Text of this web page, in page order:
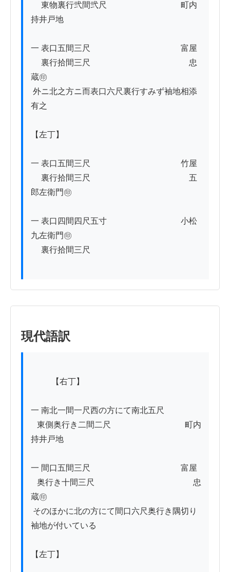
東物裏行弐間弐尺　　　　　　　　　町内
持井戸地
一 表口五間三尺　　　　　　　　　　　富屋
裏行拾間三尺　　　　　　　　　　　　忠
蔵㊞
有之
【左丁】
一 表口五間三尺　　　　　　　　　　　竹屋
裏行拾間三尺　　　　　　　　　　　　五
郎左衛門㊞
一 表口四間四尺五寸　　　　　　　　　小松
九左衛門㊞
裏行拾間三尺
現代語訳
一 南北一間一尺西の方にて南北五尺
持井戸地
一 間口五間三尺　　　　　　　　　　　富屋
蔵㊞
袖地が付いている
【左丁】